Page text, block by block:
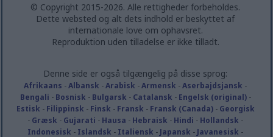
© Copyright 2015-2026. Alle rettigheder forbeholdes.
Dette websted og alt dets indhold er beskyttet af
internationale love om ophavsret.
Reproduktion uden tilladelse er ikke tilladt.
Denne side er også tilgængelig på disse sprog:
Afrikaans -Albansk -Arabisk -Armensk -Aserbajdsjansk -
Bengali - Bosnisk - Bulgarsk - Catalansk - Engelsk (original)-
Estisk - Filippinsk - Finsk - Fransk - Fransk (Canada)- Georgisk
- Græsk - Gujarati - Hausa - Hebraisk - Hindi - Hollandsk -
Indonesisk - Islandsk - Italiensk - Japansk - Javanesisk -